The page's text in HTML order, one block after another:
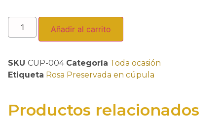
Añadir al carrito
SKU CUP-004 Categoría Toda ocasión
Etiqueta Rosa Preservada en cúpula
Productos relacionados